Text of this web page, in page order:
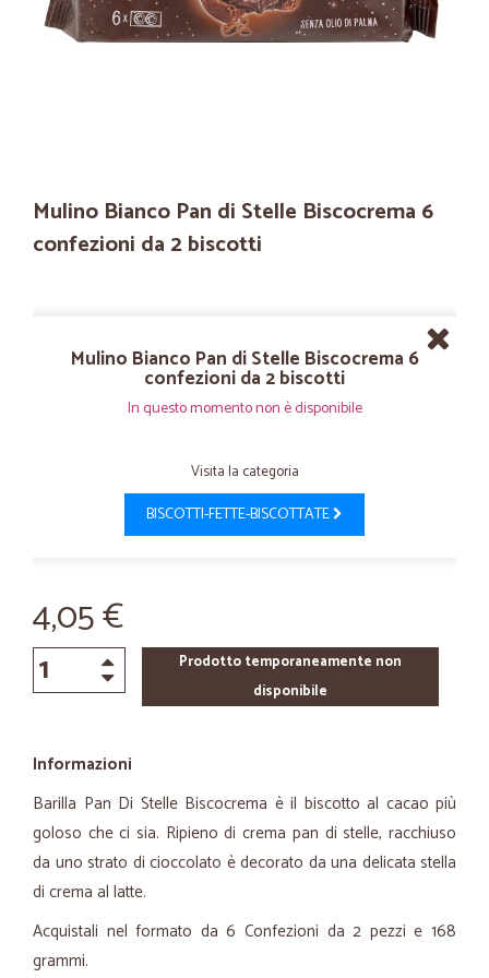
Mulino Bianco Pan di Stelle Biscocrema 6
confezioni da 2 biscotti
Mulino Bianco Pan di Stelle Biscocrema 6
confezioni da 2 biscotti
In questo momento non è disponibile
Visita la categoria
BISCOTTI-FETTE-BISCOTTATE
4,05 €
Prodotto temporaneamente non
disponibile
Informazioni
Barilla Pan Di Stelle Biscocrema è il biscotto al cacao più
goloso che ci sia. Ripieno di crema pan di stelle, racchiuso
da uno strato di cioccolato è decorato da una delicata stella
di crema al latte.
Acquistali nel formato da 6 Confezioni da 2 pezzi e 168
grammi.